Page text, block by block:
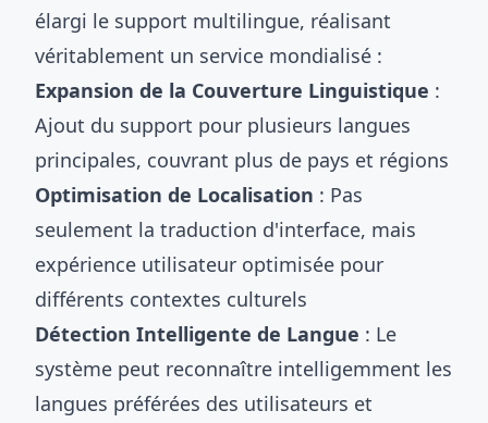
élargi le support multilingue, réalisant
véritablement un service mondialisé :
Expansion de la Couverture Linguistique :
Ajout du support pour plusieurs langues
principales, couvrant plus de pays et régions
Optimisation de Localisation : Pas
seulement la traduction d'interface, mais
expérience utilisateur optimisée pour
différents contextes culturels
Détection Intelligente de Langue : Le
système peut reconnaître intelligemment les
langues préférées des utilisateurs et